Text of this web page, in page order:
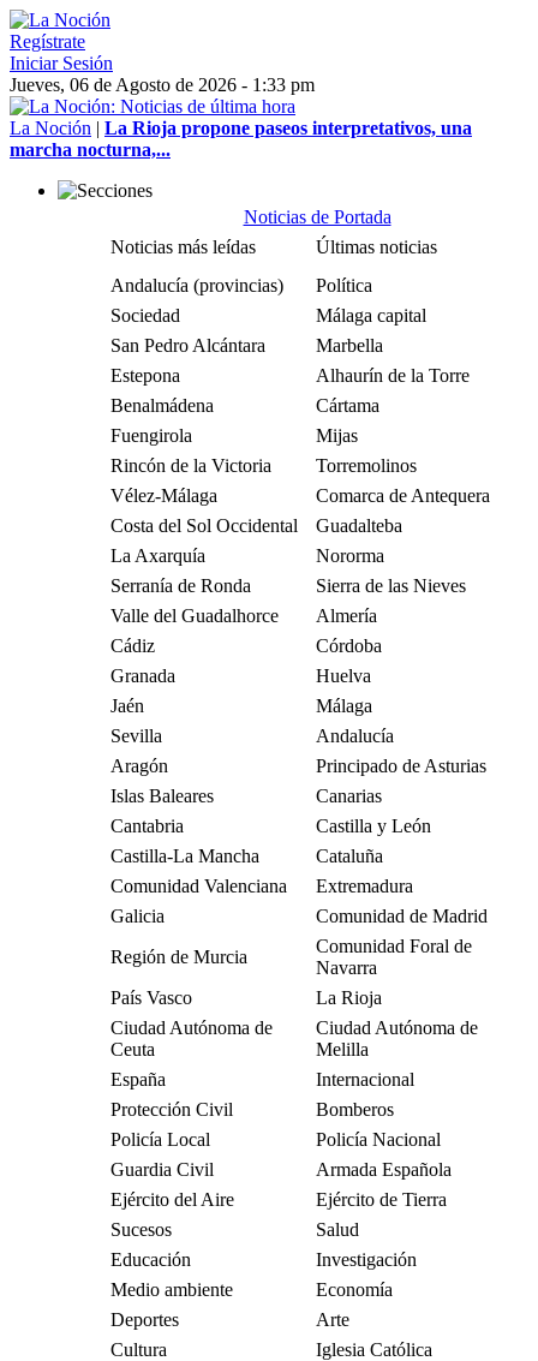
Regístrate
Iniciar Sesión
Jueves, 06 de Agosto de 2026 - 1:33 pm
La Noción | La Rioja propone paseos interpretativos, una
marcha nocturna,...
Noticias de Portada
Noticias más leídas
Últimas noticias
Andalucía (provincias)
Política
Sociedad
Málaga capital
San Pedro Alcántara
Marbella
Estepona
Alhaurín de la Torre
Benalmádena
Cártama
Fuengirola
Mijas
Rincón de la Victoria
Torremolinos
Vélez-Málaga
Comarca de Antequera
Costa del Sol Occidental
Guadalteba
La Axarquía
Nororma
Serranía de Ronda
Sierra de las Nieves
Valle del Guadalhorce
Almería
Cádiz
Córdoba
Granada
Huelva
Jaén
Málaga
Sevilla
Andalucía
Aragón
Principado de Asturias
Islas Baleares
Canarias
Cantabria
Castilla y León
Castilla-La Mancha
Cataluña
Comunidad Valenciana
Extremadura
Galicia
Comunidad de Madrid
Región de Murcia
Comunidad Foral de
Navarra
País Vasco
La Rioja
Ciudad Autónoma de
Ceuta
Ciudad Autónoma de
Melilla
España
Internacional
Protección Civil
Bomberos
Policía Local
Policía Nacional
Guardia Civil
Armada Española
Ejército del Aire
Ejército de Tierra
Sucesos
Salud
Educación
Investigación
Medio ambiente
Economía
Deportes
Arte
Cultura
Iglesia Católica